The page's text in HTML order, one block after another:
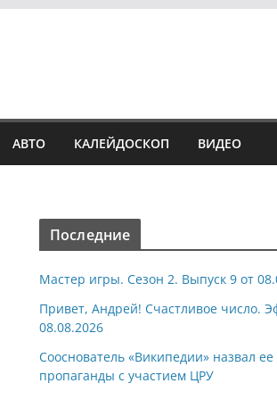
АВТО КАЛЕЙДОСКОП ВИДЕО
Последние
Мастер игры. Сезон 2. Выпуск 9 от
Привет, Андрей! Счастливое число.
08.08.2026
Сооснователь «Википедии» назвал
пропаганды с участием ЦРУ